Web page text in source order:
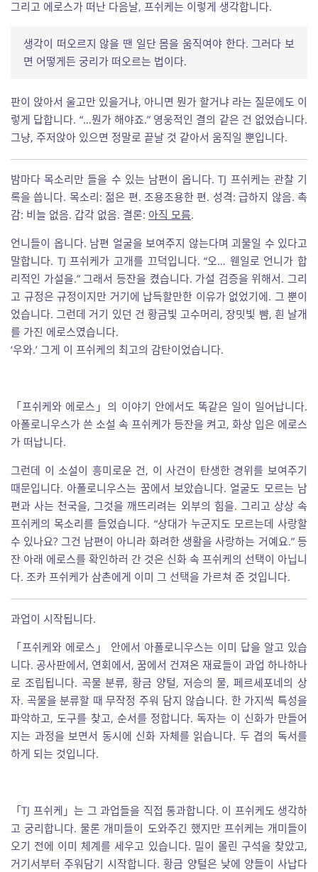
그리고 에로스가 떠난 다음날, 프쉬케는 이렇게 생각합니다.
생각이 떠오르지 않을 땐 일단 몸을 움직여야 한다. 그러다 보
면 어떻게든 궁리가 떠오르는 법이다.
판이 앉아서 울고만 있을거냐, 아니면 뭔가 할거냐 라는 질문에도 이
렇게 답합니다. “…뭔가 해야죠.” 영웅적인 결의 같은 건 없었습니다.
그냥, 주저앉아 있으면 정말로 끝날 것 같아서 움직일 뿐입니다.
밤마다 목소리만 들을 수 있는 남편이 옵니다. TJ 프쉬케는 관찰 기
록을 씁니다. 목소리: 젊은 편. 조용조용한 편. 성격: 급하지 않음. 촉
감: 비늘 없음. 갑각 없음. 결론: 아직 모름.
언니들이 옵니다. 남편 얼굴을 보여주지 않는다며 괴물일 수 있다고
말합니다. TJ 프쉬케가 고개를 끄덕입니다. “오… 웬일로 언니가 합
리적인 가설을.” 그래서 등잔을 켰습니다. 가설 검증을 위해서. 그리
고 규정은 규정이지만 거기에 납득할만한 이유가 없었기에. 그 뿐이
었습니다. 그런데 거기 있던 건 황금빛 고수머리, 장밋빛 뺨, 흰 날개
를 가진 에로스였습니다.
‘우와.’ 그게 이 프쉬케의 최고의 감탄이었습니다.
「프쉬케와 에로스」의 이야기 안에서도 똑같은 일이 일어납니다.
아폴로니우스가 쓴 소설 속 프쉬케가 등잔을 켜고, 화상 입은 에로스
가 떠납니다.
그런데 이 소설이 흥미로운 건, 이 사건이 탄생한 경위를 보여주기
때문입니다. 아폴로니우스는 꿈에서 보았습니다. 얼굴도 모르는 남
편과 사는 천국을, 그것을 깨뜨리려는 외부의 힘을. 그리고 상상 속
프쉬케의 목소리를 들었습니다. “상대가 누군지도 모르는데 사랑할
수 있나요? 그건 남편이 아니라 화려한 생활을 사랑하는 거예요.” 등
잔 아래 에로스를 확인하러 간 것은 신화 속 프쉬케의 선택이 아닙니
다. 조카 프쉬케가 삼촌에게 이미 그 선택을 가르쳐 준 것입니다.
과업이 시작됩니다.
「프쉬케와 에로스」 안에서 아폴로니우스는 이미 답을 알고 있습
니다. 공사판에서, 연회에서, 꿈에서 건져온 재료들이 과업 하나하나
로 조립됩니다. 곡물 분류, 황금 양털, 저승의 물, 페르세포네의 상
자. 곡물을 분류할 때 무작정 주워 담지 않습니다. 한 가지씩 특성을
파악하고, 도구를 찾고, 순서를 정합니다. 독자는 이 신화가 만들어
지는 과정을 보면서 동시에 신화 자체를 읽습니다. 두 겹의 독서를
하게 되는 것입니다.
「TJ 프쉬케」는 그 과업들을 직접 통과합니다. 이 프쉬케도 생각하
고 궁리합니다. 물론 개미들이 도와주긴 했지만 프쉬케는 개미들이
오기 전에 이미 체계를 세우고 있습니다. 밀이 몰린 구석을 찾았고,
거기서부터 주워담기 시작합니다. 황금 양털은 낮에 양들이 사납다